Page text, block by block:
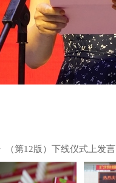
（第12版）下线仪式上发言